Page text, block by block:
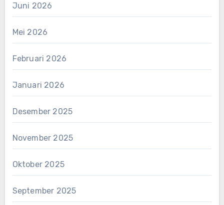
Juni 2026
Mei 2026
Februari 2026
Januari 2026
Desember 2025
November 2025
Oktober 2025
September 2025